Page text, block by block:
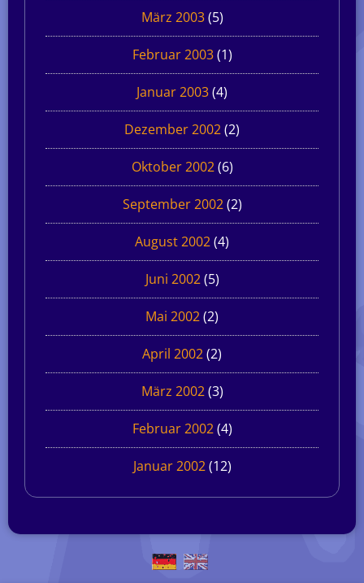
März 2003(5)
Februar 2003(1)
Januar 2003(4)
Dezember 2002(2)
Oktober 2002(6)
September 2002(2)
August 2002(4)
Juni 2002(5)
Mai 2002(2)
April 2002(2)
März 2002(3)
Februar 2002(4)
Januar 2002(12)